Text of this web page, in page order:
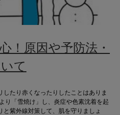
！原因や予防法・
て
たり赤くなったりしたことはありま
り「雪焼け」し、炎症や色素沈着を起
紫外線対策して、肌を守りましょ